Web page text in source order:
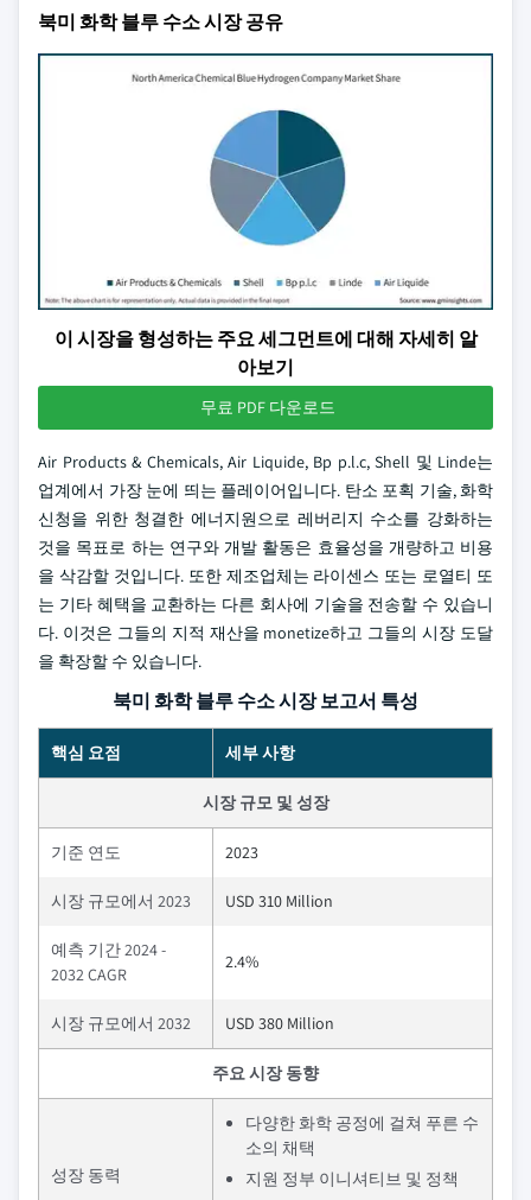
북미 화학 블루 수소 시장 공유
이 시장을 형성하는 주요 세그먼트에 대해 자세히 알
아보기
무료 PDF 다운로드
Air Products & Chemicals, Air Liquide, Bp p.l.c, Shell 및 Linde는
업계에서 가장 눈에 띄는 플레이어입니다. 탄소 포획 기술, 화학
신청을 위한 청결한 에너지원으로 레버리지 수소를 강화하는
것을 목표로 하는 연구와 개발 활동은 효율성을 개량하고 비용
을 삭감할 것입니다. 또한 제조업체는 라이센스 또는 로열티 또
는 기타 혜택을 교환하는 다른 회사에 기술을 전송할 수 있습니
다. 이것은 그들의 지적 재산을 monetize하고 그들의 시장 도달
을 확장할 수 있습니다.
북미 화학 블루 수소 시장 보고서 특성
핵심 요점 세부 사항
시장 규모 및 성장
기준 연도 2023
시장 규모에서 2023 USD 310 Million
예측 기간 2024 -
2032 CAGR
2.4%
시장 규모에서 2032 USD 380 Million
주요 시장 동향
성장 동력
다양한 화학 공정에 걸쳐 푸른 수
소의 채택
지원 정부 이니셔티브 및 정책